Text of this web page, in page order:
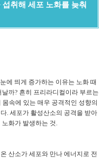
취해 세포 노화를 늦춰
에 띄게 증가하는 이유는 노화 때
까? 흔히 프리라디컬이라 부르는
몸속에 있는 매우 공격적인 성향의
. 세포가 활성산소의 공격을 받아
화가 발생하는 것.
산소가 세포와 만나 에너지로 전